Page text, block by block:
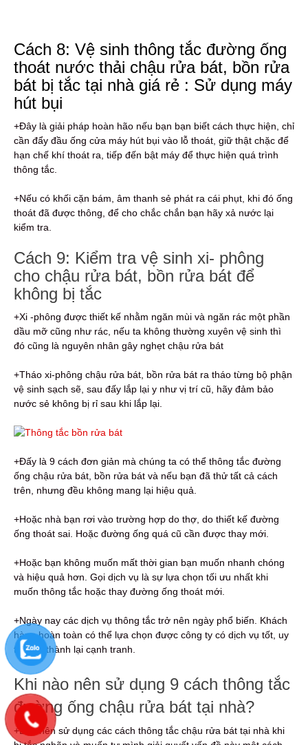
Cách 8: Vệ sinh thông tắc đường ống
thoát nước thải chậu rửa bát, bồn rửa
bát bị tắc tại nhà giá rẻ : Sử dụng máy
hút bụi
+Đây là giải pháp hoàn hão nếu bạn bạn biết cách thực hiện, chỉ
cần đẩy đầu ống cửa máy hút bụi vào lỗ thoát, giữ thật chặc để
hạn chế khí thoát ra, tiếp đến bật máy để thực hiện quá trình
thông tắc.
+Nếu có khối cặn bám, âm thanh sẻ phát ra cái phụt, khi đó ống
thoát đã được thông, để cho chắc chắn bạn hãy xả nước lại
kiểm tra.
Cách 9: Kiểm tra vệ sinh xi- phông
cho chậu rửa bát, bồn rửa bát để
không bị tắc
+Xi -phông được thiết kế nhằm ngăn mùi và ngăn rác một phần
dầu mỡ cũng như rác, nếu ta không thường xuyên vệ sinh thì
đó cũng là nguyên nhân gây nghẹt chậu rửa bát
+Tháo xi-phông chậu rửa bát, bồn rửa bát ra tháo từng bộ phận
vệ sinh sạch sẽ, sau đấy lắp lại y như vị trí cũ, hãy đảm bảo
nước sẻ không bị rỉ sau khi lắp lại.
+Đấy là 9 cách đơn giản mà chúng ta có thể thông tắc đường
ống chậu rửa bát, bồn rửa bát và nếu bạn đã thử tất cả cách
trên, nhưng đều không mang lại hiệu quả.
+Hoặc nhà bạn rơi vào trường hợp do thợ, do thiết kế đường
ống thoát sai. Hoặc đường ống quá cũ cần được thay mới.
+Hoặc bạn không muốn mất thời gian bạn muốn nhanh chóng
và hiệu quả hơn. Gọi dịch vụ là sự lựa chọn tối ưu nhất khi
muốn thông tắc hoặc thay đường ống thoát mới.
+Ngày nay các dịch vụ thông tắc trở nên ngày phổ biến. Khách
hàng hoàn toàn có thể lựa chọn được công ty có dịch vụ tốt, uy
tín, giá thành lại cạnh tranh.
Khi nào nên sử dụng 9 cách thông tắc
đường ống chậu rửa bát tại nhà?
+Bạn nên sử dụng các cách thông tắc chậu rửa bát tại nhà khi
bị tắc nghẽn và muốn tự mình giải quyết vấn đề này một cách